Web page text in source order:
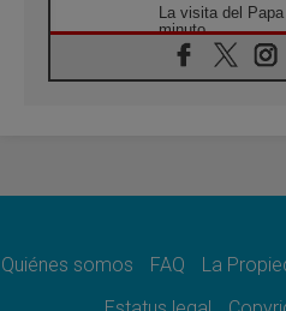
La visita del
minuto
06.08.2026
El
Comienzan "Diez
Quiénes somos FAQ La